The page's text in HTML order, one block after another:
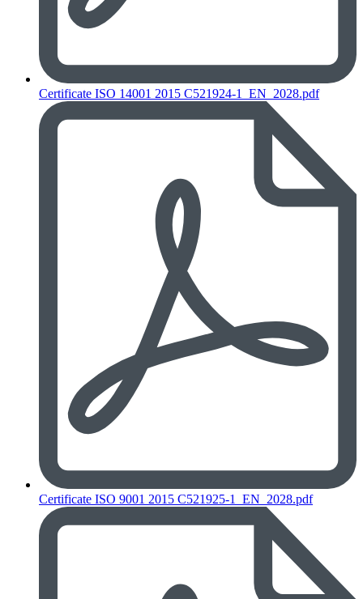
Certificate ISO 14001 2015 C521924-1_EN_2028.pdf
Certificate ISO 9001 2015 C521925-1_EN_2028.pdf